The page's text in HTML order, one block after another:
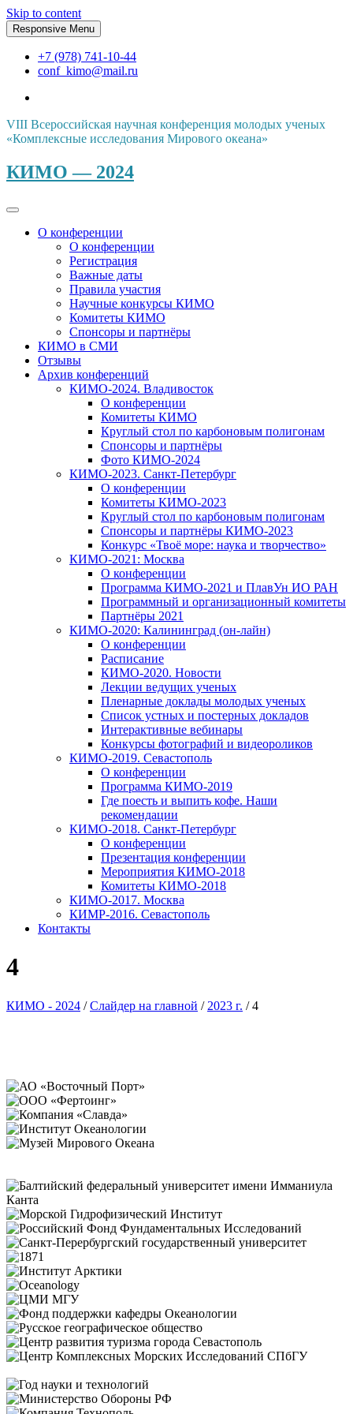
Skip to content
Responsive Menu
+7 (978) 741-10-44
conf_kimo@mail.ru
VIII Всероссийская научная конференция молодых ученых
«Комплексные исследования Мирового океана»
КИМО — 2024
О конференции
О конференции
Регистрация
Важные даты
Правила участия
Научные конкурсы КИМО
Комитеты КИМО
Спонсоры и партнёры
КИМО в СМИ
Отзывы
Архив конференций
КИМО-2024. Владивосток
О конференции
Комитеты КИМО
Круглый стол по карбоновым полигонам
Спонсоры и партнёры
Фото КИМО-2024
КИМО-2023. Санкт-Петербург
О конференции
Комитеты КИМО-2023
Круглый стол по карбоновым полигонам
Спонсоры и партнёры КИМО-2023
Конкурс «Твоё море: наука и творчество»
КИМО-2021: Москва
О конференции
Программа КИМО-2021 и ПлавУн ИО РАН
Программный и организационный комитеты
Партнёры 2021
КИМО-2020: Калининград (он-лайн)
О конференции
Расписание
КИМО-2020. Новости
Лекции ведущих ученых
Пленарные доклады молодых ученых
Список устных и постерных докладов
Интерактивные вебинары
Конкурсы фотографий и видеороликов
КИМО-2019. Севастополь
О конференции
Программа КИМО-2019
Где поесть и выпить кофе. Наши
рекомендации
КИМО-2018. Санкт-Петербург
О конференции
Презентация конференции
Мероприятия КИМО-2018
Комитеты КИМО-2018
КИМО-2017. Москва
КИМР-2016. Севастополь
Контакты
4
КИМО - 2024 /Слайдер на главной / 2023 г. /4